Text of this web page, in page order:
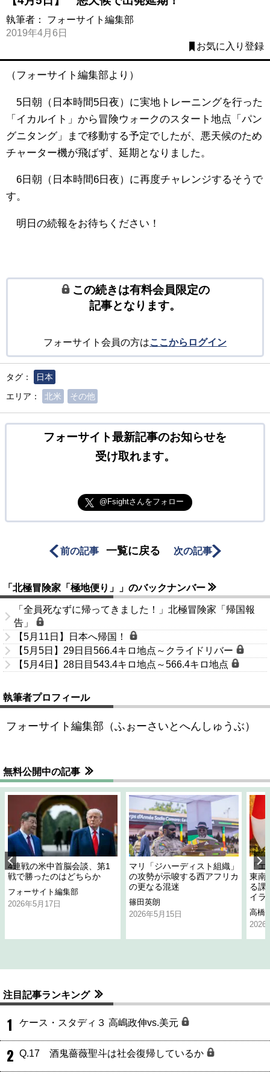
執筆者： フォーサイト編集部
2019年4月6日
お気に入り登録
（フォーサイト編集部より）
5日朝（日本時間5日夜）に実地トレーニングを行った
「イカルイト」から冒険ウォークのスタート地点「パン
グニタング」まで移動する予定でしたが、悪天候のため
チャーター機が飛ばず、延期となりました。
6日朝（日本時間6日夜）に再度チャレンジするそうで
す。
明日の続報をお待ちください！
この続きは有料会員限定の
記事となります。
フォーサイト会員の方はここからログイン
タグ：
日本
エリア：
北米 その他
フォーサイト最新記事のお知らせを
受け取れます。
@Fsightさんをフォロー
前の記事 一覧に戻る 次の記事
「北極冒険家「極地便り」」のバックナンバー
「全員死なずに帰ってきました！」北極冒険家「帰国報
告」
【5月11日】日本へ帰国！
【5月5日】29日目566.4キロ地点～クライドリバー
【5月4日】28日目543.4キロ地点～566.4キロ地点
執筆者プロフィール
フォーサイト編集部（ふぉーさいとへんしゅうぶ）
無料公開中の記事
4連戦の米中首脳会談、第1
戦で勝ったのはどちらか
フォーサイト編集部
2026年5月17日
マリ「ジハーディスト組織」
の攻勢が示唆する西アフリカ
の更なる混迷
篠田英朗
2026年5月15日
「
東南
る課
イラ
高橋
2026
注目記事ランキング
1 ケース・スタディ３ 高嶋政伸vs.美元
2 Q.17 酒鬼薔薇聖斗は社会復帰しているか